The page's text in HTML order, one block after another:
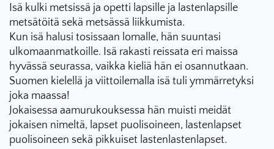
Isä kulki metsissä ja opetti lapsille ja lastenlapsille
metsätöitä sekä metsässä liikkumista.
Kun isä halusi tosissaan lomalle, hän suuntasi
ulkomaanmatkoille. Isä rakasti reissata eri maissa
hyvässä seurassa, vaikka kieliä hän ei osannutkaan.
Suomen kielellä ja viittoilemalla isä tuli ymmärretyksi
joka maassa!
Jokaisessa aamurukouksessa hän muisti meidät
jokaisen nimeltä, lapset puolisoineen, lastenlapset
puolisoineen sekä pikkuiset lastenlastenlapset.